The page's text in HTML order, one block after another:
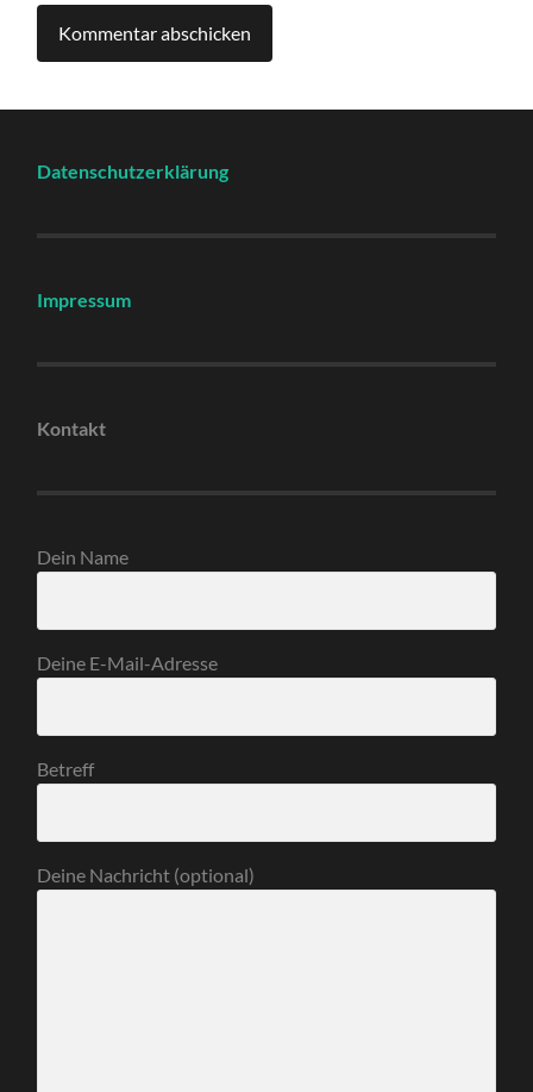
Datenschutzerklärung
Impressum
Kontakt
Dein Name
Deine E-Mail-Adresse
Betreff
Deine Nachricht (optional)